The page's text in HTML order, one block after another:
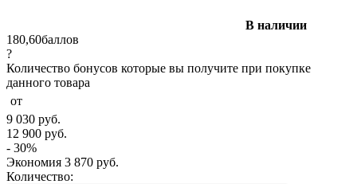
В наличии
180,60баллов
?
Количество бонусов которые вы получите при покупке
данного товара
от
9 030 руб.
12 900 руб.
- 30%
Экономия 3 870 руб.
Количество: